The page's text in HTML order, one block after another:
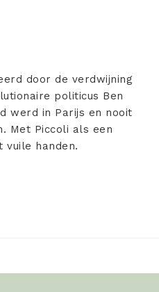
door de verdwijning
politicus Ben
werd in Parijs en nooit
Met Piccoli als een
vuile handen.